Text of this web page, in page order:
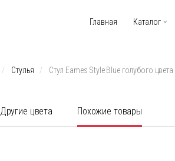
Главная Каталог
Стулья Стул Eames Style Blue голубого цвета
Другие цвета Похожие товары